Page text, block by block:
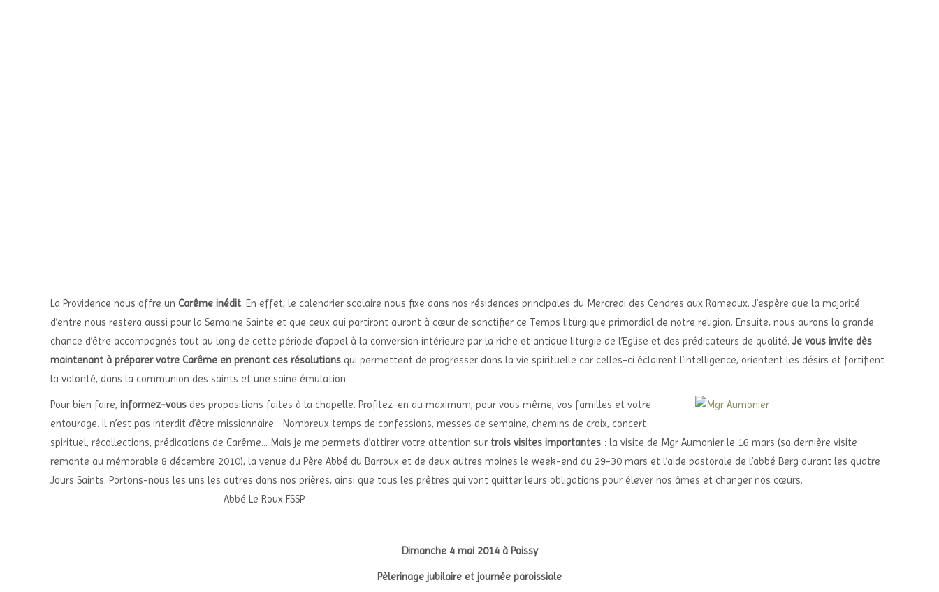
La Providence nous offre un Carême inédit. En effet, le calendrier scolaire nous fixe dans nos résidences principales du Mercredi des Cendres aux Rameaux. J’espère que la majorité
d’entre nous restera aussi pour la Semaine Sainte et que ceux qui partiront auront à cœur de sanctifier ce Temps liturgique primordial de notre religion. Ensuite, nous aurons la grande
chance d’être accompagnés tout au long de cette période d’appel à la conversion intérieure par la riche et antique liturgie de l’Eglise et des prédicateurs de qualité. Je vous invite dès
maintenant à préparer votre Carême en prenant ces résolutions qui permettent de progresser dans la vie spirituelle car celles-ci éclairent l’intelligence, orientent les désirs et fortifient
la volonté, dans la communion des saints et une saine émulation.
Pour bien faire, informez-vous des propositions faites à la chapelle. Profitez-en au maximum, pour vous même, vos familles et votre
entourage. Il n’est pas interdit d’être missionnaire… Nombreux temps de confessions, messes de semaine, chemins de croix, concert
spirituel, récollections, prédications de Carême… Mais je me permets d’attirer votre attention sur trois visites importantes : la visite de Mgr Aumonier le 16 mars (sa dernière visite
remonte au mémorable 8 décembre 2010), la venue du Père Abbé du Barroux et de deux autres moines le week-end du 29-30 mars et l’aide pastorale de l’abbé Berg durant les quatre
Jours Saints. Portons-nous les uns les autres dans nos prières, ainsi que tous les prêtres qui vont quitter leurs obligations pour élever nos âmes et changer nos cœurs.
Abbé Le Roux FSSP
Dimanche 4 mai 2014 à Poissy
Pèlerinage jubilaire et journée paroissiale